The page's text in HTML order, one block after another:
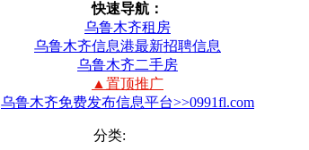
快速导航：
乌鲁木齐租房
乌鲁木齐信息港最新招聘信息
乌鲁木齐二手房
▲置顶推广
乌鲁木齐免费发布信息平台>>0991fl.com
分类: